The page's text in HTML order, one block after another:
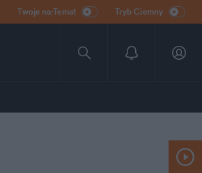
Twoje na:Temat Tryb Ciemny